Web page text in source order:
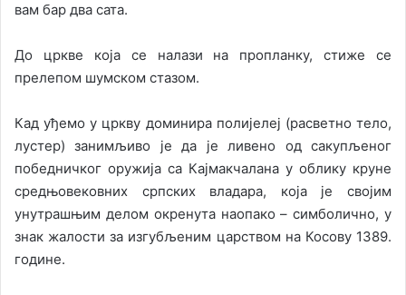
вам бар два сата.
До цркве која се налази на пропланку, стиже се
прелепом шумском стазом.
Кад уђемо у цркву доминира полијелеј (расветно тело,
лустер) занимљиво је да је ливено од сакупљеног
победничког оружија са Кајмакчалана у облику круне
средњовековних српских владара, која је својим
унутрашњим делом окренута наопако – симболично, у
знак жалости за изгубљеним царством на Косову 1389.
године.